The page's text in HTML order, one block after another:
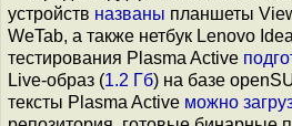
устройств названы планшеты
WeTab, а также нетбук Lenovo
тестирования Plasma Active
Live-образ (1.2 Гб) на базе
тексты Plasma Active можно